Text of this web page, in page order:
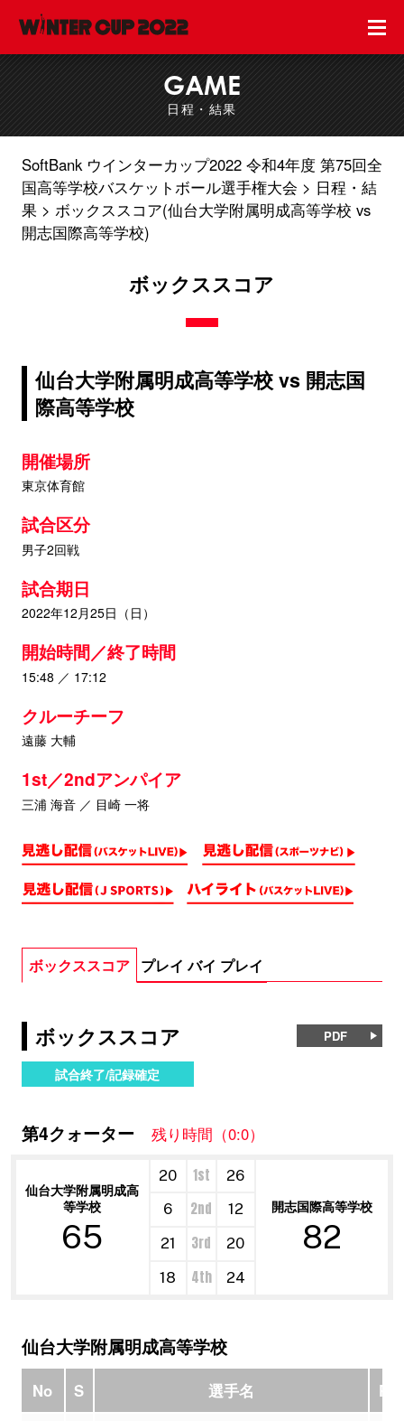
GAME
日程・結果
SoftBank ウインターカップ2022 令和4年度 第75回全
国高等学校バスケットボール選手権大会
日程・結
果
ボックススコア(仙台大学附属明成高等学校 vs
開志国際高等学校)
ボックススコア
仙台大学附属明成高等学校 vs 開志国
際高等学校
開催場所
東京体育館
試合区分
男子2回戦
試合期日
2022年12月25日（日）
開始時間／終了時間
15:48 ／ 17:12
クルーチーフ
遠藤 大輔
1st／2ndアンパイア
三浦 海音 ／ 目崎 一将
ボックススコア プレイ バイ プレイ
ボックススコア PDF
試合終了/記録確定
第4クォーター 残り時間（0:0）
仙台大学附属明成高
等学校
65
20 1st
26
開志国際高等学校
82
6 2nd
12
21
3rd
20
18
4th 24
仙台大学附属明成高等学校
No S 選手名